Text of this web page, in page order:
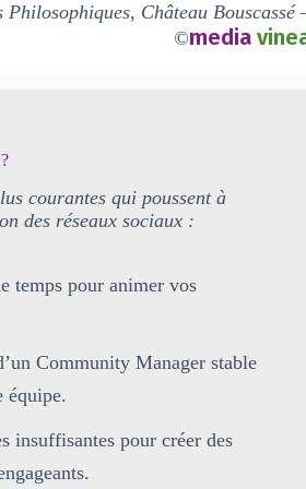
Philosophiques, Château Bouscassé
©media
courantes qui poussent à
des réseaux sociaux :
temps pour animer vos
Community Manager stable
équipe.
insuffisantes pour créer des